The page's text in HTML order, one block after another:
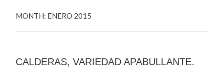
MONTH: ENERO 2015
CALDERAS, VARIEDAD APABULLANTE.